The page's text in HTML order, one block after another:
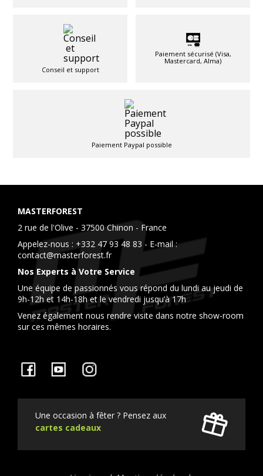
Conseil et support
Paiement sécurisé (Visa,
Mastercard, Alma)
Paiement Paypal possible
MASTERFOREST
2 rue de l'Olive - 37500 Chinon - France
Appelez-nous : +332 47 93 48 83 - E-mail :
contact@masterforest.fr
Nos Experts à Votre Service
Une équipe de passionnés vous répond du lundi au jeudi de
9h-12h et 14h-18h et le vendredi jusqu’à 17h
Venez également nous rendre visite dans notre show-room
sur ces mêmes horaires.
Facebook YouTube
Une occasion à fêter ? Pensez aux
cartes cadeaux